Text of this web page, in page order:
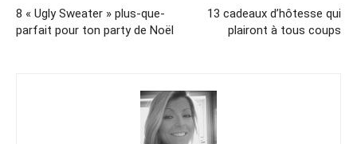
8 « Ugly Sweater » plus-que-
parfait pour ton party de Noël
13 cadeaux d’hôtesse qui
plairont à tous coups